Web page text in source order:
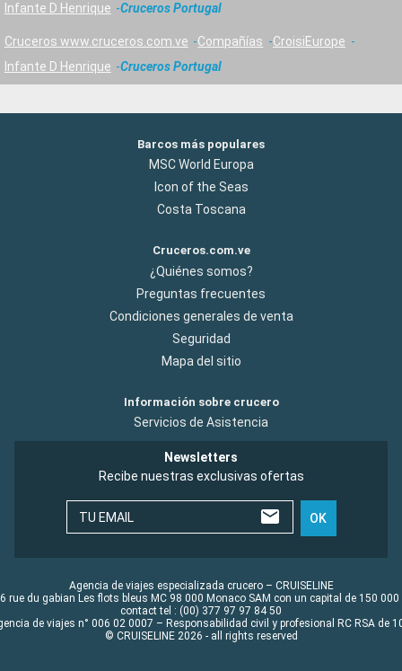
Infante D Henrique
Cruceros Portugal
Cruceros www.cruceros.com.ve Compañías
CroisiEurope
Infante D Henrique
Cruceros Portugal
Barcos más populares
MSC World Europa
Icon of the Seas
Costa Toscana
Cruceros.com.ve
¿Quiénes somos?
Preguntas frecuentes
Condiciones generales de venta
Seguridad
Mapa del sitio
Información sobre crucero
Servicios de Asistencia
Newsletters
Recibe nuestras exclusivas ofertas
TU EMAIL OK
Agencia de viajes especializada crucero – CRUISELINE
rue du gabian Les flots bleus MC 98 000 Monaco SAM con un capital de 150 000
contact tel : (00) 377 97 97 84 50
de viajes n° 006 02 0007 – Responsabilidad civil y profesional RC RSA de
© CRUISELINE 2026 - all rights reserved